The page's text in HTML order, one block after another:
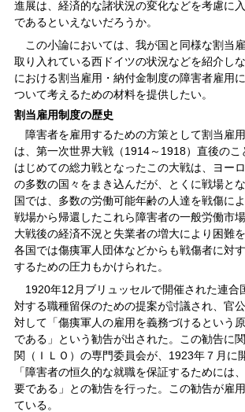
進展は、経済的な諸状況の変化などを考慮に
であるといえないだろうか。
この小論においては、我が国と同様な割当
取り入れている西ドイツの状況などを紹介し
における割当雇用・納付金制度の障害者雇用
ついて考えるための材料を提供したい。
割当雇用制度の歴史
障害者を雇用するための方策として割当雇
は、第一次世界大戦（1914～1918）直後のこ
はじめての総力戦となったこの大戦は、ヨー
の多数の国々をまき込んだが、とくに戦場と
国では、多数の労働可能年齢の人達を戦傷に
戦場から帰還したこれら障害者の一般労働市
大戦後の経済不況と失業者の増大により困難
各国では傷痍軍人団体などからも戦傷者に対
するための圧力もかけられた。
1920年12月ブリュッセルで開催された連合
対する職種留保のための提案が討議され、官
対して「傷痍軍人の雇用を義務づけるという
である」という勧告が出された。この勧告に
関（ＩＬＯ）の専門委員会が、1923年７月に
「障害者の恒久的な就職を保証するためには
要である」との勧告を行った。この勧告が雇
ている。